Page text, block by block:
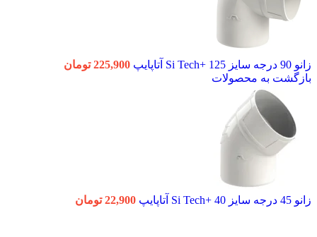
زانو 90 درجه سایز 125 +Si Tech آتاپایپ 225,900 تومان
بازگشت به محصولات
زانو 45 درجه سایز 40 +Si Tech آتاپایپ 22,900 تومان